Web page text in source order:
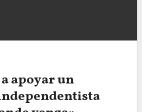
apoyar un